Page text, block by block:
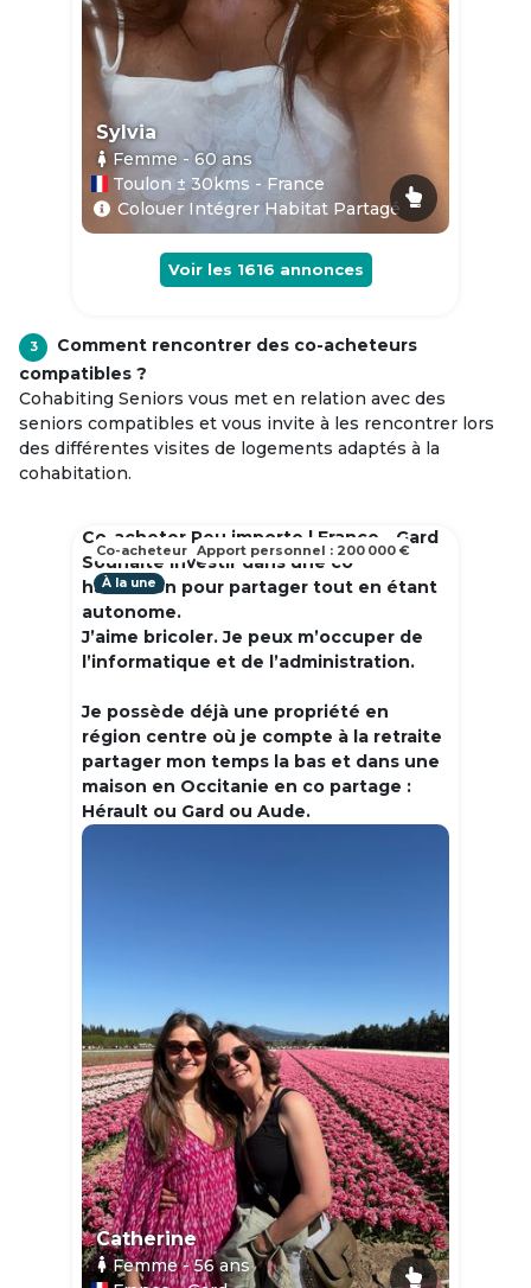
Sylvia
Femme - 60ans
Toulon ± 30kms - France
Colouer Intégrer Habitat Partagé
Voir les 1616 annonces
3
Comment rencontrer des co-acheteurs
compatibles ?
Cohabiting Seniors vous met en relation avec des
seniors compatibles et vous invite à les rencontrer lors
des différentes visites de logements adaptés à la
cohabitation.
Co-acheter Peu importe | France - Gard
Souhaite investir dans une co
habitation pour partager tout en étant
autonome.
J’aime bricoler. Je peux m’occuper de
l’informatique et de l’administration.
Je possède déjà une propriété en
région centre où je compte à la retraite
partager mon temps la bas et dans une
maison en Occitanie en co partage :
Hérault ou Gard ou Aude.
À la une
Catherine
Femme- 56ans
Co-acheteur Apport personnel : 200 000 €